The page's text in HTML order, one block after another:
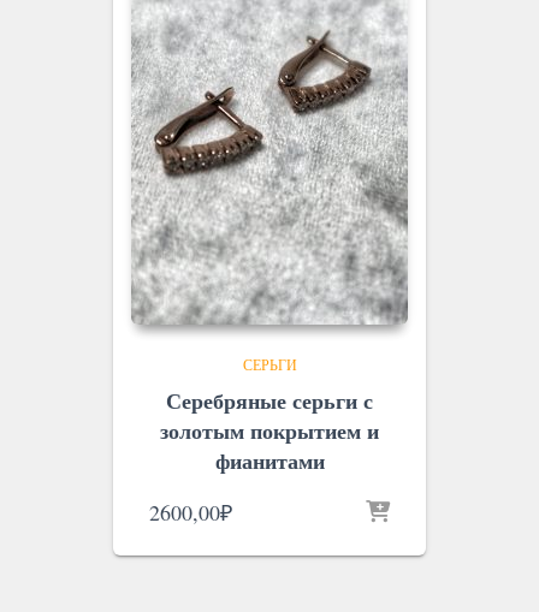
СЕРЬГИ
Серебряные серьги с
золотым покрытием и
фианитами
2600,00₽